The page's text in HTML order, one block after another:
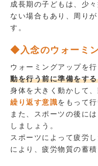
成長期の子どもは、少
ない場合もあり、周り
す。
◆入念のウォーミ
ウォーミングアップを行
動を行う前に準備をす
身体を大きく動かして
繰り返す意識をもって行
また、スポーツの後に
しましょう。
スポーツによって疲労
により、疲労物質の蓄